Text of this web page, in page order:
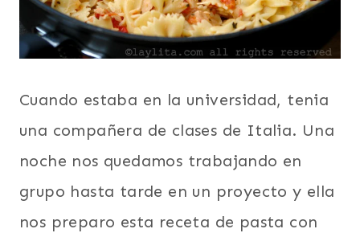
Cuando estaba en la universidad, tenia
una compañera de clases de Italia. Una
noche nos quedamos trabajando en
grupo hasta tarde en un proyecto y ella
nos preparo esta receta de pasta con